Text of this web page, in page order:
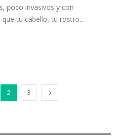
poco invasivos y con
tu cabello, tu rostro...
2 3